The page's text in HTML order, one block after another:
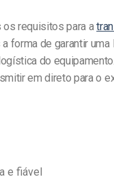
os requisitos para a
forma de garantir
do
em direto para o
e fiável